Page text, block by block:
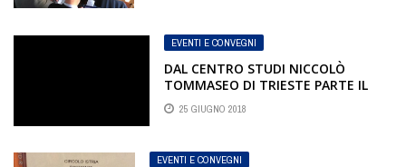
EVENTI E CONVEGNI
DAL CENTRO STUDI NICCOLÒ
TOMMASEO DI TRIESTE PARTE IL
NUOVO “LAST GENERATION” –
READING POETICO ITALIANO
25 GIUGNO 2018
EVENTI E CONVEGNI